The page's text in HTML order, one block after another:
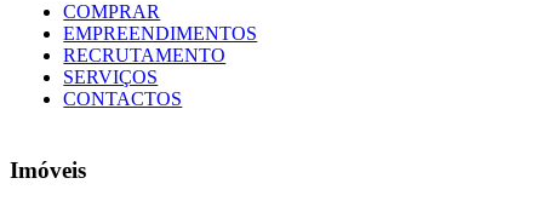
COMPRAR
EMPREENDIMENTOS
RECRUTAMENTO
SERVIÇOS
CONTACTOS
Imóveis